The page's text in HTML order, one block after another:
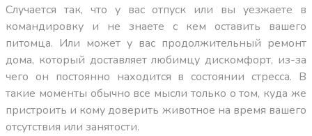
Случается так, что у вас отпуск или вы уезжаете в
командировку и не знаете с кем оставить вашего
питомца. Или может у вас продолжительный ремонт
дома, который доставляет любимцу дискомфорт, из-за
чего он постоянно находится в состоянии стресса. В
такие моменты обычно все мысли только о том, куда же
пристроить и кому доверить животное на время вашего
отсутствия или занятости.